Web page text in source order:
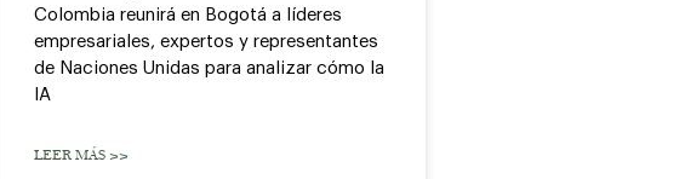
Colombia reunirá en Bogotá a líderes
empresariales, expertos y representantes
de Naciones Unidas para analizar cómo la
IA
LEER MÁS >>